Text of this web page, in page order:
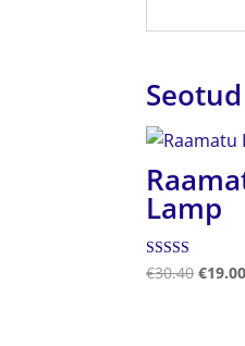
Lamp
Hinnanguga
5.00
€30.40 €19.00